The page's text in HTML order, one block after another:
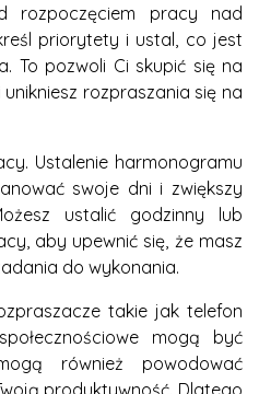
rozpoczęciem pracy nad
priorytety i ustal, co jest
To pozwoli Ci skupić się na
rozpraszania się na
Ustalenie harmonogramu
swoje dni i zwiększy
ustalić godzinny lub
aby upewnić się, że masz
do wykonania.
takie jak telefon
mogą być
również powodować
produktywność. Dlatego